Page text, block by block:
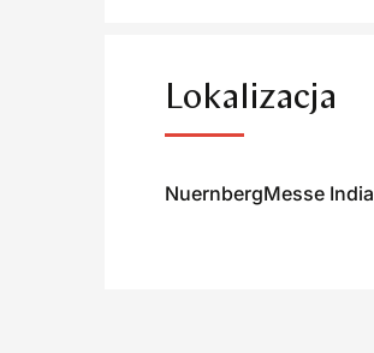
Lokalizacja
NuernbergMesse India